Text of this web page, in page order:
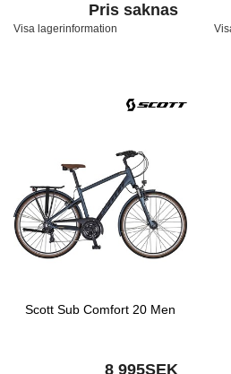
Pris saknas
Visa lagerinformation
Scott Sub Comfort 20 Men
8 995SEK